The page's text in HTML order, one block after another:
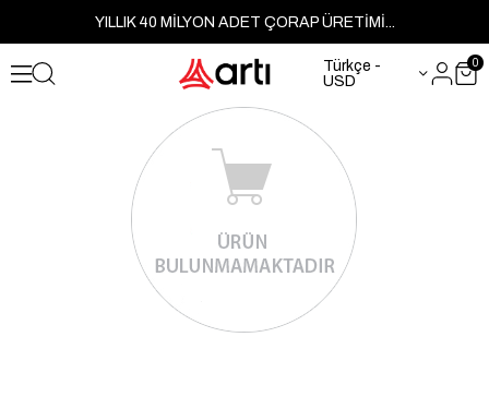
YILLIK 40 MİLYON ADET ÇORAP ÜRETİMİ...
Türkçe -
USD
0